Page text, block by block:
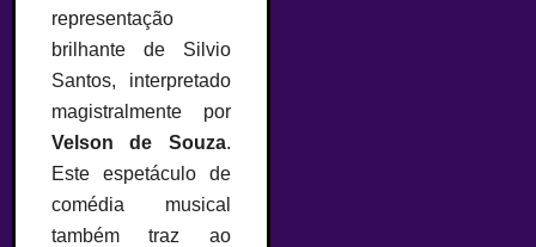
representação
brilhante de Silvio
Santos, interpretado
magistralmente por
Velson de Souza.
Este espetáculo de
comédia musical
também traz ao